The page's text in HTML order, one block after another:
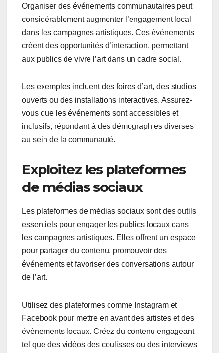
Organiser des événements communautaires peut
considérablement augmenter l’engagement local
dans les campagnes artistiques. Ces événements
créent des opportunités d’interaction, permettant
aux publics de vivre l’art dans un cadre social.
Les exemples incluent des foires d’art, des studios
ouverts ou des installations interactives. Assurez-
vous que les événements sont accessibles et
inclusifs, répondant à des démographies diverses
au sein de la communauté.
Exploitez les plateformes
de médias sociaux
Les plateformes de médias sociaux sont des outils
essentiels pour engager les publics locaux dans
les campagnes artistiques. Elles offrent un espace
pour partager du contenu, promouvoir des
événements et favoriser des conversations autour
de l’art.
Utilisez des plateformes comme Instagram et
Facebook pour mettre en avant des artistes et des
événements locaux. Créez du contenu engageant
tel que des vidéos des coulisses ou des interviews